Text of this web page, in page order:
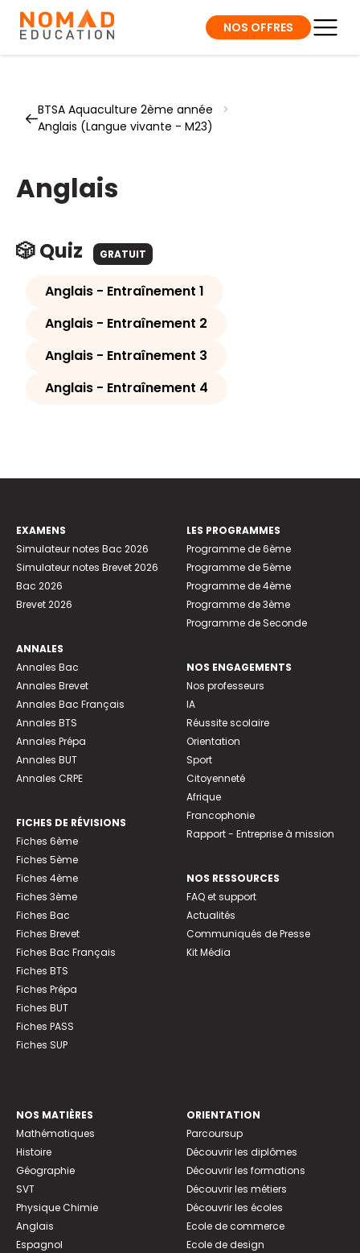
NOS OFFRES
BTSA Aquaculture 2ème année
>
Anglais (Langue vivante - M23)
Anglais
🎲 Quiz GRATUIT
Anglais - Entraînement 1
Anglais - Entraînement 2
Anglais - Entraînement 3
Anglais - Entraînement 4
EXAMENS
Simulateur notes Bac 2026
Simulateur notes Brevet 2026
Bac 2026
Brevet 2026
ANNALES
Annales Bac
Annales Brevet
Annales Bac Français
Annales BTS
Annales Prépa
Annales BUT
Annales CRPE
FICHES DE RÉVISIONS
Fiches 6ème
Fiches 5ème
Fiches 4ème
Fiches 3ème
Fiches Bac
Fiches Brevet
Fiches Bac Français
Fiches BTS
Fiches Prépa
Fiches BUT
Fiches PASS
Fiches SUP
LES PROGRAMMES
Programme de 6ème
Programme de 5ème
Programme de 4ème
Programme de 3ème
Programme de Seconde
NOS ENGAGEMENTS
Nos professeurs
IA
Réussite scolaire
Orientation
Sport
Citoyenneté
Afrique
Francophonie
Rapport - Entreprise à mission
NOS RESSOURCES
FAQ et support
Actualités
Communiqués de Presse
Kit Média
NOS MATIÈRES
Mathématiques
Histoire
Géographie
SVT
Physique Chimie
Anglais
Espagnol
ORIENTATION
Parcoursup
Découvrir les diplômes
Découvrir les formations
Découvrir les métiers
Découvrir les écoles
Ecole de commerce
Ecole de design